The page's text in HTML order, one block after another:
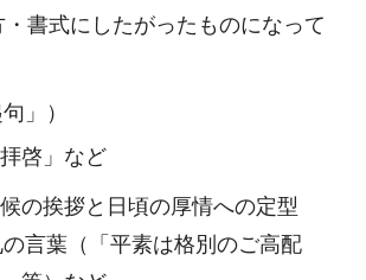
書式にしたがったものになって
」）
啓」など
の挨拶と日頃の厚情への定型
言葉（「平素は格別のご高配